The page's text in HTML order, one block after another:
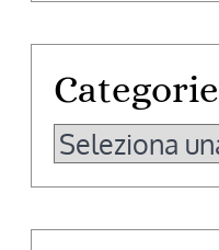
Categorie
Categorie